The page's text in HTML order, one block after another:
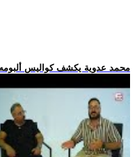
.. محمد عدوية يكشف كواليس